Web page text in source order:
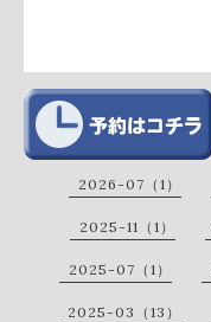
2026-07（1）
2025-11（1）
2025-07（1）
2025-03（13）